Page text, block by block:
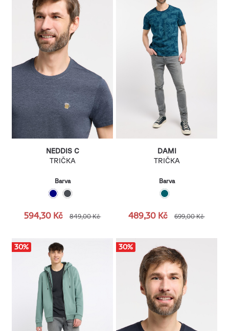
NEDDIS C
TRIČKA
Barva
594,30 Kč 849,00 Kč
DAMI
TRIČKA
Barva
489,30 Kč 699,00 Kč
30% 30%